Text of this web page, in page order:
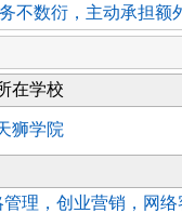
不数衍，主动承担
在学校
狮学院
理，创业营销，网